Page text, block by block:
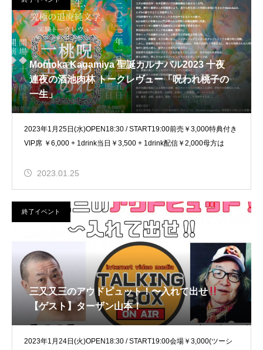
Momoka Kagamiya 聖誕カルナバル2023 十夜
連夜の酒池肉林 トークレヴュー「呪われ桃子の
一生」
2023年1月25日(水)OPEN18:30 / START19:00前売￥3,000特典付き
VIP席 ￥6,000 + 1drink当日￥3,500 + 1drink配信￥2,000母方は
2023.01.25
終了イベント
三又又三のアウドピュット！〜入れて出せ
【ゲスト】ターザン山本！
2023年1月24日(火)OPEN18:30 / START19:00会場￥3,000(ツーシ